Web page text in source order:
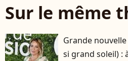
Sur le même
Grande
si grand soleil) :